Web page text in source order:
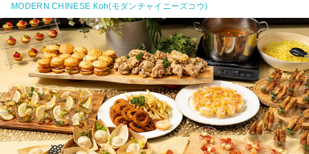
MODERN CHINESE Koh(モダンチャイニーズコウ)